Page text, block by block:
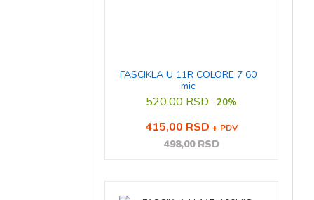
FASCIKLA U 11R COLORE 7 60
mic
520,00 RSD -20%
415,00 RSD + PDV
498,00 RSD